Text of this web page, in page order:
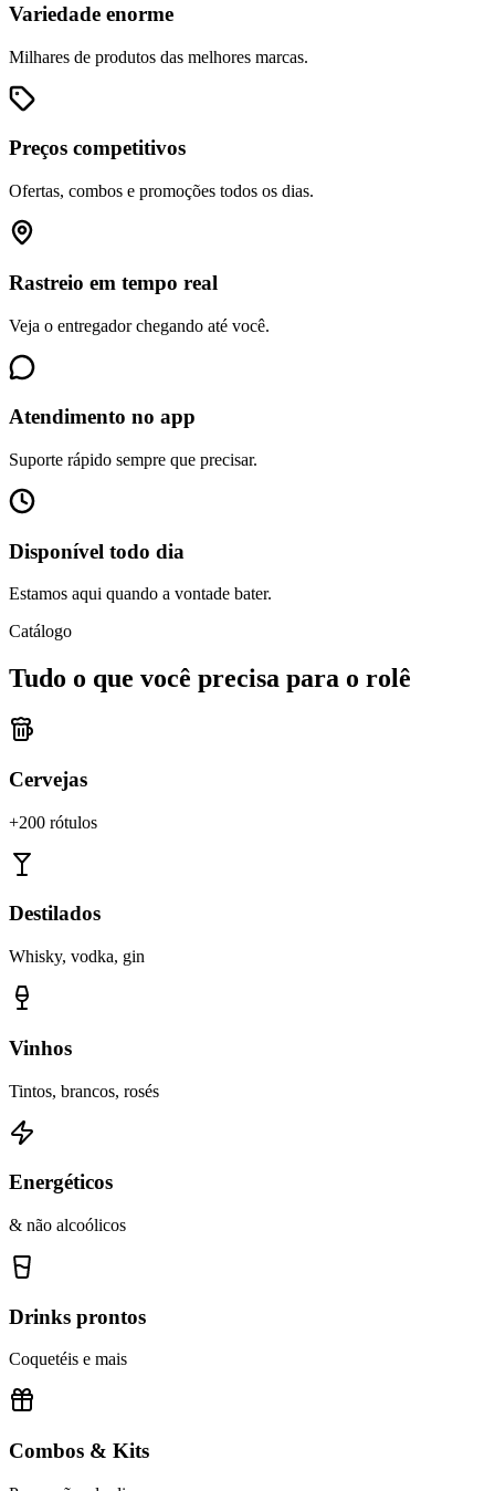
Variedade enorme
Milhares de produtos das melhores marcas.
Preços competitivos
Ofertas, combos e promoções todos os dias.
Rastreio em tempo real
Veja o entregador chegando até você.
Atendimento no app
Suporte rápido sempre que precisar.
Disponível todo dia
Estamos aqui quando a vontade bater.
Catálogo
Tudo o que você precisa para o rolê
Cervejas
+200 rótulos
Destilados
Whisky, vodka, gin
Vinhos
Tintos, brancos, rosés
Energéticos
& não alcoólicos
Drinks prontos
Coquetéis e mais
Combos & Kits